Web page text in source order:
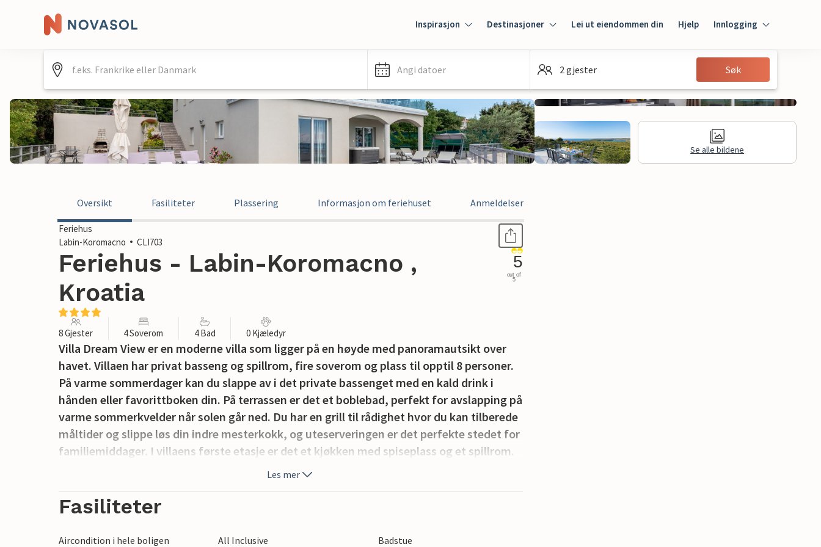
Inspirasjon Destinasjoner Lei ut eiendommen din Hjelp Innlogging
Innlogging
Gjest
Angi datoer 2 gjester Søk
Se alle bildene
Oversikt Fasiliteter Plassering Informasjon om feriehuset Anmeldelser
Feriehus
Labin-Koromacno
CLI703
Feriehus - Labin-Koromacno ,
Kroatia
5
out of
5
8 Gjester 4 Soverom 4 Bad 0 Kjæledyr
Villa Dream View er en moderne villa som ligger på en høyde med panoramautsikt over
havet. Villaen har privat basseng og spillrom, fire soverom og plass til opptil 8 personer.
På varme sommerdager kan du slappe av i det private bassenget med en kald drink i
hånden eller favorittboken din. På terrassen er det et boblebad, perfekt for avslapping på
varme sommerkvelder når solen går ned. Du har en grill til rådighet hvor du kan tilberede
måltider og slippe løs din indre mesterkokk, og uteserveringen er det perfekte stedet for
familiemiddager. I villaens første etasje er det et kjøkken med spiseplass og et spillrom.
Her er det også biljardbord, badstue, multifunksjonelt treningsapparat og separat dusj.
mens du er på ferie. I første etasje er det kjøkken, spisestue og stue, fire soverom og fire
bad. I første etasje er det en liten terrasse med et lite spisebord, perfekt for den første
Les mer
Fasiliteter
Aircondition i hele boligen All Inclusive
Badstue